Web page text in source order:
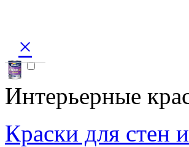
×
Интерьерные
Краски для стен